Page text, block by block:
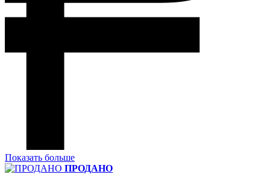
Показать больше
ПРОДАНО